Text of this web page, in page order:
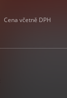
Cena včetně DPH